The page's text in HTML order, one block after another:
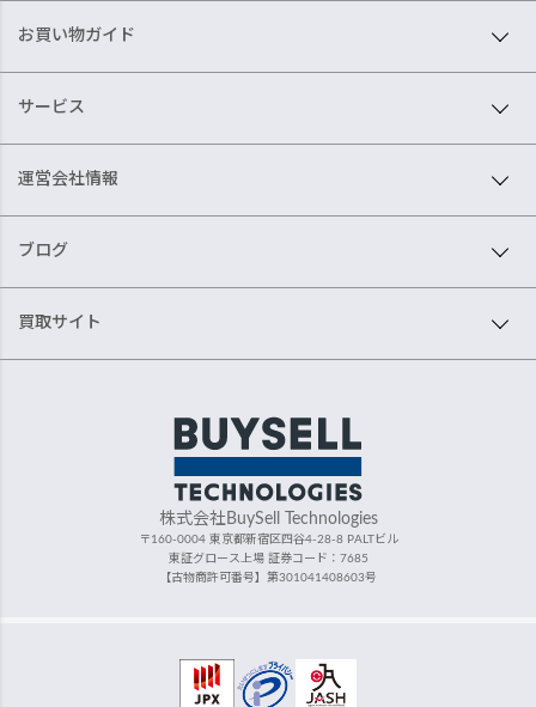
お買い物ガイド
サービス
運営会社情報
ブログ
買取サイト
株式会社BuySell Technologies
〒160-0004 東京都新宿区四谷4-28-8 PALTビル
東証グロース上場 証券コード：7685
【古物商許可番号】第301041408603号